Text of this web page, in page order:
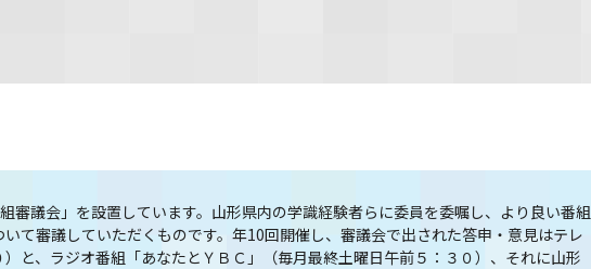
審議会」を設置しています。山形県内の学識経験者らに委員を委嘱し、より良い番組
て審議していただくものです。年10回開催し、審議会で出された答申・意見はテレ
と、ラジオ番組「あなたとＹＢＣ」（毎月最終土曜日午前５：３０）、それに山形